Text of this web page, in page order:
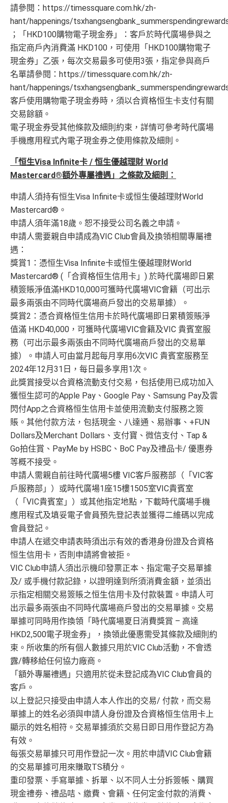
請參閱：https://timessquare.com.hk/zh-
hant/happenings/
；「HKD100購物電子現金券」：客戶於時代廣場參與之
指定商戶內消費滿 HKD100，可使用「HKD100購物電子
現金券」乙張，每次交易最多可使用3張，指定參與商戶
名單請參閱：https://timessquare.com.hk/zh-
hant/happenings/
客戶使用購物電子現金券時，須以合資格恒生卡支付有關
交易餘額。
電子現金券受其他條款及細則約束，詳情可參考時代廣場
手機應用程式內電子現金券之使用條款及細則。
「恒生Visa Infinite卡 / 恒生優越理財 World
Mastercard®額外專屬禮遇」之條款及細則：
申請人須持有恒生Visa Infinite卡或恒生優越理財World
Mastercard®。
申請人須年滿18歲。恕不接受公司名義之申請。
申請人需要親自申請成為VIC Club會員及換領相關專屬禮
遇：
獎賞1：憑恒生Visa Infinite卡或恒生優越理財World
Mastercard® (「合資格恒生信用卡」) 於時代廣場即日累
積簽賬淨值滿HKD10,000可獲時代廣場VIC會籍（可出示
最多兩張由不同時代廣場商戶發出的交易單據）。
獎賞2：憑合資格恒生信用卡於時代廣場即日累積簽賬淨
值滿 HKD40,000，可獲時代廣場VIC會籍及VIC 貴賓室服
務（可出示最多兩張由不同時代廣場商戶發出的交易單
據）。申請人可由當月起每月享用6次VIC 貴賓室服務至
2024年12月31日，每日最多享用1次。
此獎賞接受以合資格流動支付交易，包括使用已成功加入
獲恒生認可的Apple Pay、Google Pay、Samsung Pay及雲
閃付App之合資格恒生信用卡並使用流動支付服務之簽
賬。其他付款方法，包括現金、八達通、易辦事、+FUN
Dollars及Merchant Dollars、支付寶、微信支付、Tap &
Go拍住賞、PayMe by HSBC、BoC Pay及禮品卡/ 優惠券
等概不接受。
申請人需親自前往時代廣場5樓 VIC客戶服務部（「VIC客
戶服務部」）或時代廣場1座15樓1505室VIC貴賓室
（「VIC貴賓室」）或其他指定地點，下載時代廣場手機
應用程式及填妥電子會員預先登記表並獲得二維碼以完成
會員登記。
申請人在遞交申請表時須出示有效的香港身份證及合資格
恒生信用卡，否則申請將會被拒。
VIC Club申請人須出示機印發票正本、指定電子交易單據
及/ 或手機付款記錄，以證明達到所須消費金額，並須出
示指定相關交易簽賬之恒生信用卡及付款裝置。申請人可
出示最多兩張由不同時代廣場商戶發出的交易單據。交易
單據可同時用作換領「時代廣場夏日消費獎賞 – 高達
HKD2,500電子現金券」，換領此優惠需受其條款及細則約
束。所收集的所有個人數據只用於VIC Club活動，不會透
露/轉移給任何協力廠商。
「額外專屬禮遇」只適用於從未登記成為VIC Club會員的
客戶。
以上登記只接受由申請人本人作出的交易/ 付款，而交易
單據上的姓名必須與申請人身份證及合資格恒生信用卡上
顯示的姓名相符。交易單據須於交易日即日用作登記方為
有效。
每張交易單據只可用作登記一次。用於申請VIC Club會籍
的交易單據可用來賺取TS積分。
重印發票、手寫單據、拆單、以不同人士分拆簽帳、購買
現金禮劵、禮品咭、繳費、會籍、任何定金付款的消費、